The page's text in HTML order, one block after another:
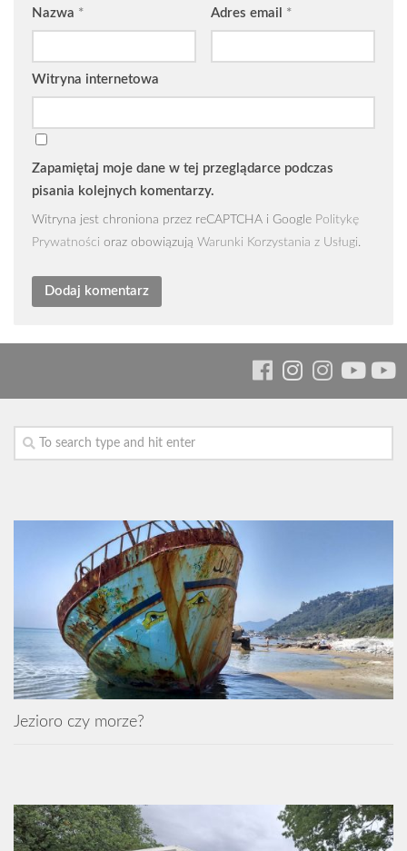
Nazwa * Adres email *
Witryna internetowa
Zapamiętaj moje dane w tej przeglądarce podczas
pisania kolejnych komentarzy.
Witryna jest chroniona przez reCAPTCHA i Google Politykę
Prywatności oraz obowiązują Warunki Korzystania z Usługi.
Jezioro czy morze?